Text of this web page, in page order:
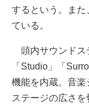
するという。また
ている。
頭内サウンドス
「Studio」「
機能を内蔵。音楽
ステージの広さ